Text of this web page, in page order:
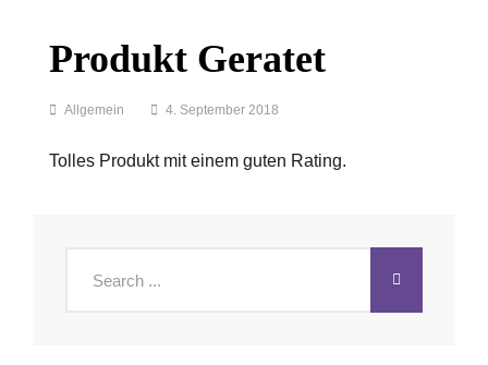
Produkt Geratet
Categories
Allgemein 4. September 2018
Tolles Produkt mit einem guten Rating.